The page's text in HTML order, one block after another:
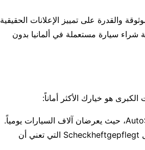
والقدرة على تمييز الإعلانات الحقيقية
سيارة مستعملة في ألمانيا بدون
هو خيارك الأكثر أماناً:
يجب قراءة الإعلان بدقة للبحث عن كلمات مفتاحية مثل Scheckheftgepflegt التي تعني أن